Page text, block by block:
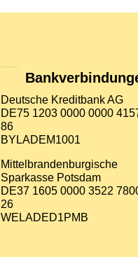
Deutsche Kreditbank AG
DE75 1203 0000 0000
86
BYLADEM1001
Mittelbrandenburgische
Sparkasse Potsdam
DE37 1605 0000 3522
26
WELADED1PMB